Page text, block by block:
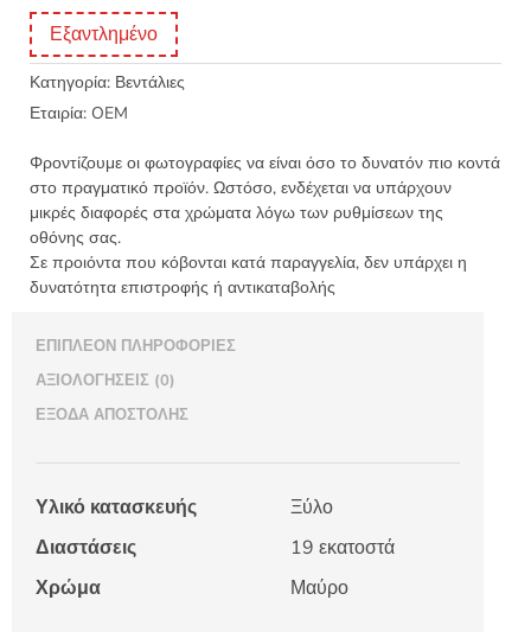
Εξαντλημένο
Κατηγορία: Βεντάλιες
Εταιρία: OEM
Φροντίζουμε οι φωτογραφίες να είναι όσο το δυνατόν πιο κοντά
στο πραγματικό προϊόν. Ωστόσο, ενδέχεται να υπάρχουν
μικρές διαφορές στα χρώματα λόγω των ρυθμίσεων της
οθόνης σας.
Σε προιόντα που κόβονται κατά παραγγελία, δεν υπάρχει η
δυνατότητα επιστροφής ή αντικαταβολής
ΕΠΙΠΛΈΟΝ ΠΛΗΡΟΦΟΡΊΕΣ
ΑΞΙΟΛΟΓΉΣΕΙΣ (0)
ΈΞΟΔΑ ΑΠΟΣΤΟΛΉΣ
Υλικό κατασκευής
Ξύλο
Διαστάσεις
19 εκατοστά
Χρώμα
Μαύρο